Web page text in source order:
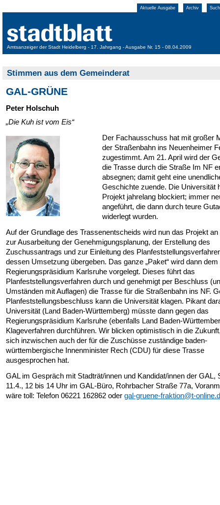
Aktuelle Ausgabe Archiv
Amtsanzeiger der Stadt Heidelberg - 17. Jahrgang - Ausgabe Nr. 15 - 08.04.2009
Stimmen aus dem Gemeinderat
GAL-GRÜNE
Peter Holschuh
„Die Kuh ist vom Eis“
Der Fachausschuss hat mit großer
der Straßenbahn ins Neuenheimer
zugestimmt. Am 21. April wird der
die Trasse durch die Straße Im NF
absegnen; damit geht eine
Geschichte zuende. Die Universität
Projekt jahrelang blockiert; immer
angeführt, die dann durch teure
widerlegt wurden.
Auf der Grundlage des Trassenentscheids wird nun das Projekt
zur Ausarbeitung der Genehmigungsplanung, der Erstellung des
Zuschussantrags und zur Einleitung des
dessen Umsetzung übergeben. Das ganze „Paket“ wird dann dem
Regierungspräsidium Karlsruhe vorgelegt. Dieses führt das
Planfeststellungsverfahren durch und genehmigt per Beschluss
Umständen mit Auflagen) die Trasse für die Straßenbahn ins NF.
Planfeststellungsbeschluss kann die Universität klagen. Pikant
Universität (Land Baden-Württemberg) müsste dann gegen das
Regierungspräsidium Karlsruhe (ebenfalls Land Baden-
Klageverfahren durchführen. Wir blicken optimistisch in die
sich inzwischen auch der für die Zuschüsse zuständige baden-
württembergische Innenminister Rech (CDU) für diese Trasse
ausgesprochen hat.
GAL im Gespräch mit Stadträt/innen und Kandidat/innen der GAL,
11.4., 12 bis 14 Uhr im GAL-Büro, Rohrbacher Straße 77a,
wäre toll: Telefon 06221 162862 oder gal-gruene-fraktion@t-